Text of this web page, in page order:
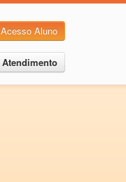
Acesso Aluno
Atendimento